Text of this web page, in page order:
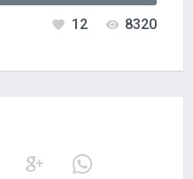
8320
12